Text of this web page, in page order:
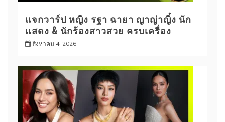
แจกวาร์ป หญิง รฐา ฉายา ญาญ่าญิ๋ง นัก
แสดง & นักร้องสาวสวย ครบเครื่อง
สิงหาคม 4, 2026